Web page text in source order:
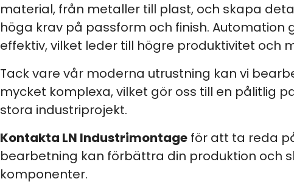
material, från metaller till plast, och skapa
höga krav på passform och finish. Automation
effektiv, vilket leder till högre produktivitet och
Tack vare vår moderna utrustning kan vi
mycket komplexa, vilket gör oss till en pålitlig
stora industriprojekt.
Kontakta LN Industrimontage för att ta reda
bearbetning kan förbättra din produktion och
komponenter.